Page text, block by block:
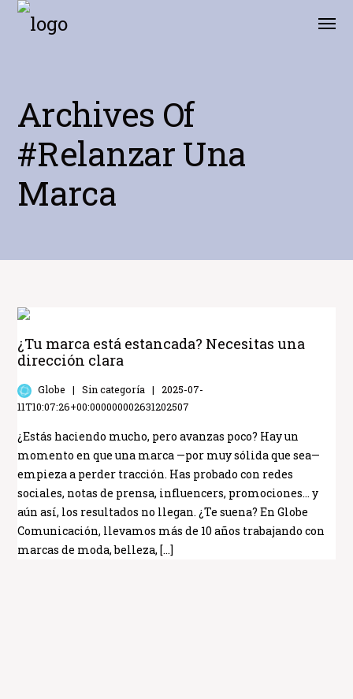
Archives Of
#relanzar Una
Marca
¿Tu marca está estancada? Necesitas una
dirección clara
Globe Sin categoría
2025-07-
11T10:07:26+00:000000002631202507
¿Estás haciendo mucho, pero avanzas poco? Hay un
momento en que una marca —por muy sólida que sea—
empieza a perder tracción. Has probado con redes
sociales, notas de prensa, influencers, promociones… y
aún así, los resultados no llegan. ¿Te suena? En Globe
Comunicación, llevamos más de 10 años trabajando con
marcas de moda, belleza, […]